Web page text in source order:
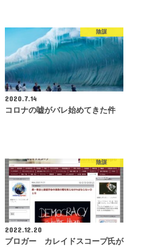
陰謀
2020.7.14
コロナの嘘がバレ始めてきた件
陰謀
2022.12.20
ブロガー カレイドスコープ氏が